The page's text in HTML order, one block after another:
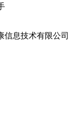
信息技术有限公司